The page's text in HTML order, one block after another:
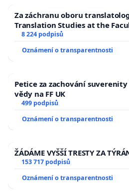
Za záchranu oboru
Translation Studies at the
University
8 224 podpisů
Oznámení o transparentnosti
Petice za zachování
vědy na FF UK
499 podpisů
Oznámení o transparentnosti
ŽÁDÁME VYŠŠÍ TRESTY ZA
153 717 podpisů
Oznámení o transparentnosti